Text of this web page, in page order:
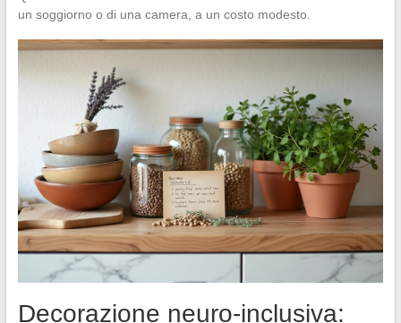
un soggiorno o di una camera, a un costo modesto.
Decorazione neuro-inclusiva: